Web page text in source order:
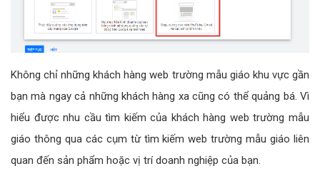
Không chỉ những khách hàng web trường mẫu giáo khu vực gần
bạn mà ngay cả những khách hàng xa cũng có thể quảng bá. Vì
hiểu được nhu cầu tìm kiếm của khách hàng web trường mẫu
giáo thông qua các cụm từ tìm kiếm web trường mẫu giáo liên
quan đến sản phẩm hoặc vị trí doanh nghiệp của bạn.